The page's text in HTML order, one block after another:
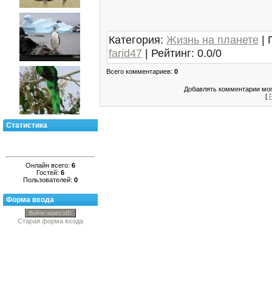
Статистика
Онлайн всего: 6
Гостей: 6
Пользователей: 0
Форма входа
Войти через uID
Старая форма входа
Категория: Жизнь на планете |
farid47 | Рейтинг: 0.0/0
Всего комментариев: 0
Добавлять комментарии
[